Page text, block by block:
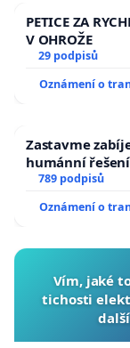
PETICE ZA
V OHROŽE
29 podpisů
Oznámení o
Zastavme
humánní řešení
789 podpisů
Oznámení o
Vím, jaké
tichosti